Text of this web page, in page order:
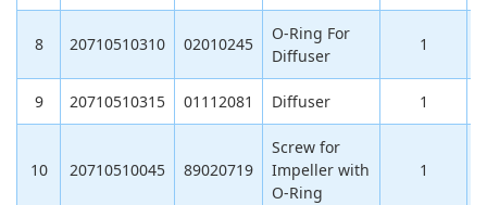
8 20710510310 02010245
O-Ring For
Diffuser
1
9 20710510315 01112081 Diffuser 1
10 20710510045 89020719
Screw for
Impeller with
O-Ring
1